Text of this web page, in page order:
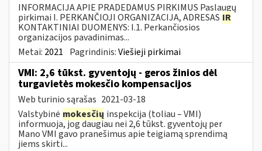
INFORMACIJA APIE PRADEDAMUS PIRKIMUS Paslaugų
pirkimai I. PERKANČIOJI ORGANIZACIJA, ADRESAS IR
KONTAKTINIAI DUOMENYS: I.1. Perkančiosios
organizacijos pavadinimas...
Metai: 2021 Pagrindinis:Viešieji pirkimai
VMI: 2,6 tūkst. gyventojų - geros žinios dėl
turgavietės mokesčio kompensacijos
Web turinio sąrašas 2021-03-18
Valstybinė mokesčių inspekcija (toliau – VMI)
informuoja, jog daugiau nei 2,6 tūkst. gyventojų per
Mano VMI gavo pranešimus apie teigiamą sprendimą
jiems skirti...